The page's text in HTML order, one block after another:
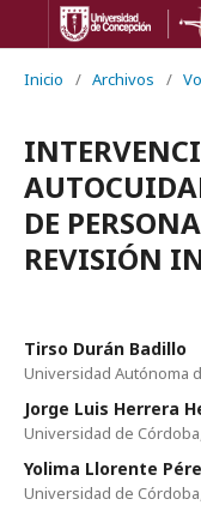
Inicio / Archivos /
DE
REVISIÓN
Tirso Durán Badillo
Universidad Autónoma
Jorge Luis Herrera
Universidad de
Yolima Llorente
Universidad de